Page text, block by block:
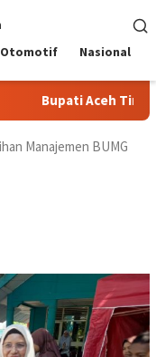
Otomotif Nasional
Aceh Timur
Manajemen BUMG